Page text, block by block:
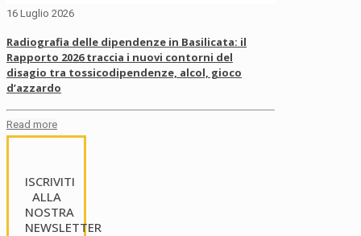
16 Luglio 2026
Radiografia delle dipendenze in Basilicata: il
Rapporto 2026 traccia i nuovi contorni del
disagio tra tossicodipendenze, alcol, gioco
d’azzardo
Read more
ISCRIVITI
ALLA
NOSTRA
NEWSLETTER